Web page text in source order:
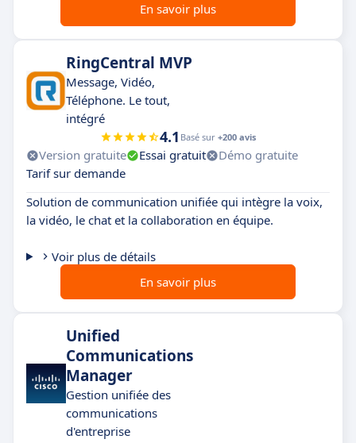
En savoir plus
RingCentral MVP
Message, Vidéo,
Téléphone. Le tout,
intégré
4.1 Basé sur +200 avis
Version gratuite Essai gratuit
Démo gratuite
Tarif sur demande
Solution de communication unifiée qui intègre la voix,
la vidéo, le chat et la collaboration en équipe.
Voir plus de détails
En savoir plus
Unified
Communications
Manager
Gestion unifiée des
communications
d'entreprise